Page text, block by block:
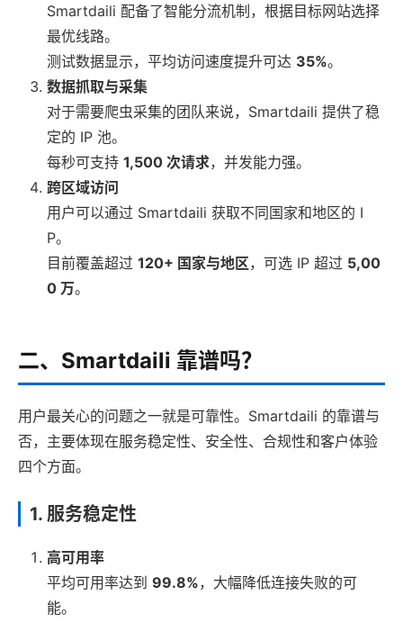
Smartdaili 配备了智能分流机制，根据目标网站选择
最优线路。
测试数据显示，平均访问速度提升可达 35%。
数据抓取与采集
对于需要爬虫采集的团队来说，Smartdaili 提供了稳
定的 IP 池。
每秒可支持 1,500 次请求，并发能力强。
跨区域访问
用户可以通过 Smartdaili 获取不同国家和地区的 I
P。
目前覆盖超过 120+ 国家与地区，可选 IP 超过 5,00
0 万。
二、Smartdaili 靠谱吗？
用户最关心的问题之一就是可靠性。Smartdaili 的靠谱与
否，主要体现在服务稳定性、安全性、合规性和客户体验
四个方面。
1. 服务稳定性
高可用率
平均可用率达到 99.8%，大幅降低连接失败的可
能。